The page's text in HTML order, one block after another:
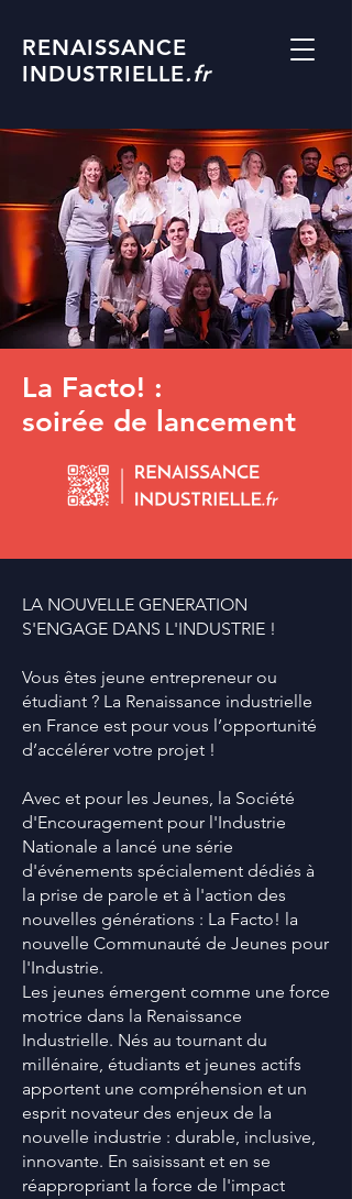
RENAISSANCE
INDUSTRIELLE.fr
La Facto! :
soirée de lancement
LA NOUVELLE GENERATION
S'ENGAGE DANS L'INDUSTRIE !
Vous êtes jeune entrepreneur ou
étudiant ? La Renaissance industrielle
en France est pour vous l’opportunité
d’accélérer votre projet !
Avec et pour les Jeunes, la Société
d'Encouragement pour l'Industrie
Nationale a lancé une série
d'événements spécialement dédiés à
la prise de parole et à l'action des
nouvelles générations : La Facto! la
nouvelle Communauté de Jeunes pour
l'Industrie.
Les jeunes émergent comme une force
motrice dans la Renaissance
Industrielle. Nés au tournant du
millénaire, étudiants et jeunes actifs
apportent une compréhension et un
esprit novateur des enjeux de la
nouvelle industrie : durable, inclusive,
innovante. En saisissant et en se
réappropriant la force de l'impact